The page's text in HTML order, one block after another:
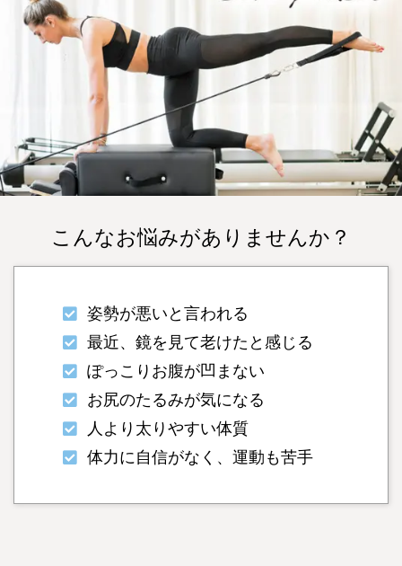
こんなお悩みがありませんか？
姿勢が悪いと言われる
最近、鏡を見て老けたと感じる
ぽっこりお腹が凹まない
お尻のたるみが気になる
人より太りやすい体質
体力に自信がなく、運動も苦手